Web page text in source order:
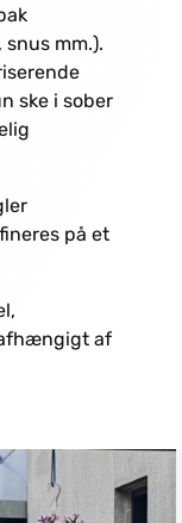
mm.).
ske i sober
på et
af